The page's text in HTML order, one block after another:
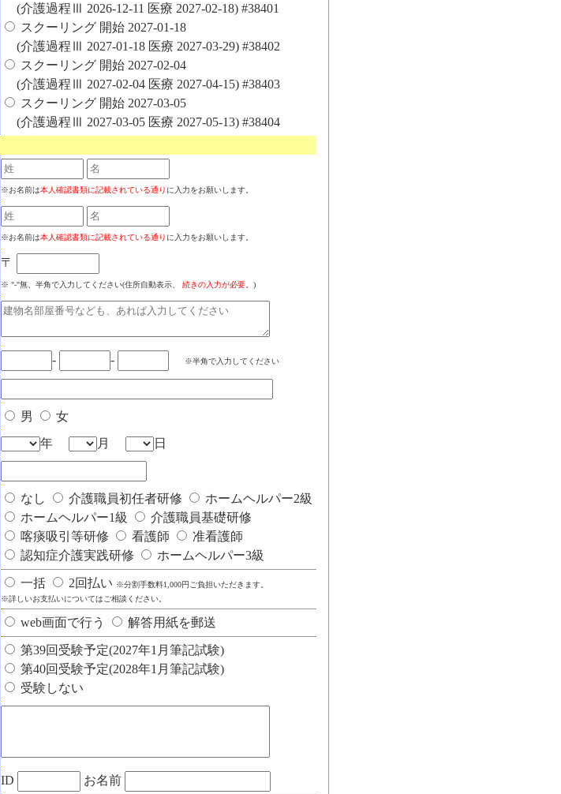
(介護過程Ⅲ 2026-12-11 医療 2027-02-18) #38401
スクーリング 開始 2027-01-18
(介護過程Ⅲ 2027-01-18 医療 2027-03-29) #38402
スクーリング 開始 2027-02-04
(介護過程Ⅲ 2027-02-04 医療 2027-04-15) #38403
スクーリング 開始 2027-03-05
(介護過程Ⅲ 2027-03-05 医療 2027-05-13) #38404
※お名前は本人確認書類に記載されている通り に入力をお願いします。
※お名前は本人確認書類に記載されている通り に入力をお願いします。
〒
※ "-"無、半角で入力してください(住所自動表示、 続きの入力が必要。 )
- - ※半角で入力してください
男 女
年 月 日
なし 介護職員初任者研修
ホームヘルパー2級
ホームヘルパー1級
介護職員基礎研修
喀痰吸引等研修
看護師
准看護師
認知症介護実践研修
ホームヘルパー3級
一括 2回払い ※分割手数料1,000円ご負担いただきます。
※詳しいお支払いについてはご相談ください。
web画面で行う 解答用紙を郵送
第39回受験予定(2027年1月筆記試験)
第40回受験予定(2028年1月筆記試験)
受験しない
ID お名前